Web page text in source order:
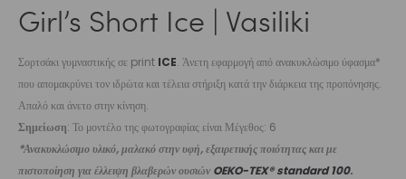
Girl’s Short Ice | Vasiliki
Σορτσάκι γυμναστικής σε print ICE. Άνετη εφαρμογή από ανακυκλώσιμο ύφασμα*
που απομακρύνει τον ιδρώτα και τέλεια στήριξη κατά την διάρκεια της προπόνησης.
Απαλό και άνετο στην κίνηση.
Σημείωση: Το μοντέλο της φωτογραφίας είναι Μέγεθος: 6
*Ανακυκλώσιμο υλικό, μαλακό στην υφή, εξαιρετικής ποιότητας και με
πιστοποίηση για έλλειψη βλαβερών ουσιών OEKO-TEX® standard 100.